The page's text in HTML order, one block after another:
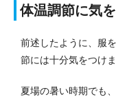
体温調節に気
前述したように、服
節には十分気をつけま
夏場の暑い時期でも